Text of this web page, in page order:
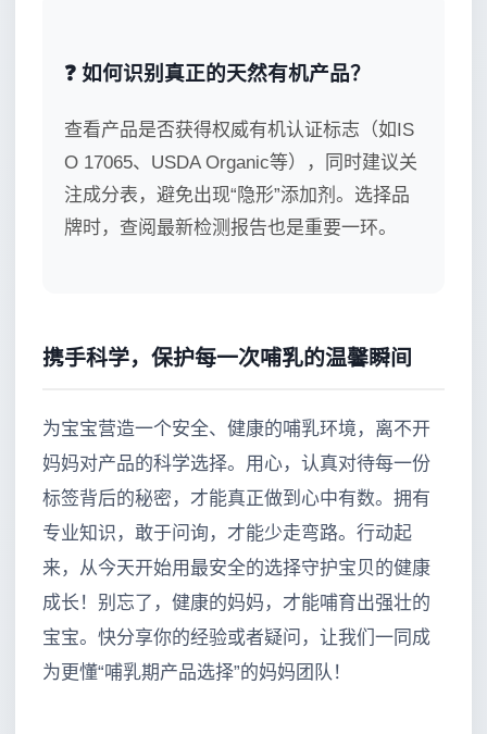
❓ 如何识别真正的天然有机产品？
查看产品是否获得权威有机认证标志（如IS
O 17065、USDA Organic等），同时建议关
注成分表，避免出现“隐形”添加剂。选择品
牌时，查阅最新检测报告也是重要一环。
携手科学，保护每一次哺乳的温馨瞬间
为宝宝营造一个安全、健康的哺乳环境，离不开
妈妈对产品的科学选择。用心，认真对待每一份
标签背后的秘密，才能真正做到心中有数。拥有
专业知识，敢于问询，才能少走弯路。行动起
来，从今天开始用最安全的选择守护宝贝的健康
成长！别忘了，健康的妈妈，才能哺育出强壮的
宝宝。快分享你的经验或者疑问，让我们一同成
为更懂“哺乳期产品选择”的妈妈团队！